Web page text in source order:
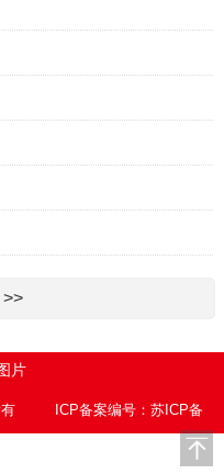
片
所有
ICP备案编号：苏ICP备